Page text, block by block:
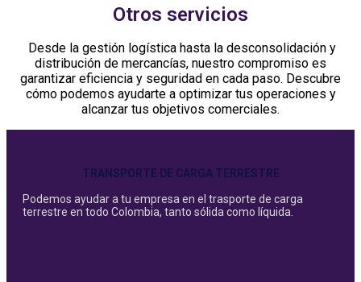
Otros servicios
Desde la gestión logística hasta la desconsolidación y
distribución de mercancías, nuestro compromiso es
garantizar eficiencia y seguridad en cada paso. Descubre
cómo podemos ayudarte a optimizar tus operaciones y
alcanzar tus objetivos comerciales.
TRANSPORTE DE CARGA TERRESTRE
Podemos ayudar a tu empresa en el trasporte de carga
terrestre en todo Colombia, tanto sólida como líquida.